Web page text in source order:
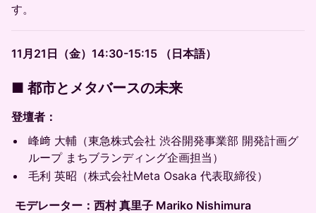
す。
11月21日（金）14:30-15:15 （日本語）
■ 都市とメタバースの未来
登壇者：
峰﨑 大輔（東急株式会社 渋谷開発事業部 開発計画グ
ループ まちブランディング企画担当）
毛利 英昭（株式会社Meta Osaka 代表取締役）
モデレーター：西村 真里子 Mariko Nishimura